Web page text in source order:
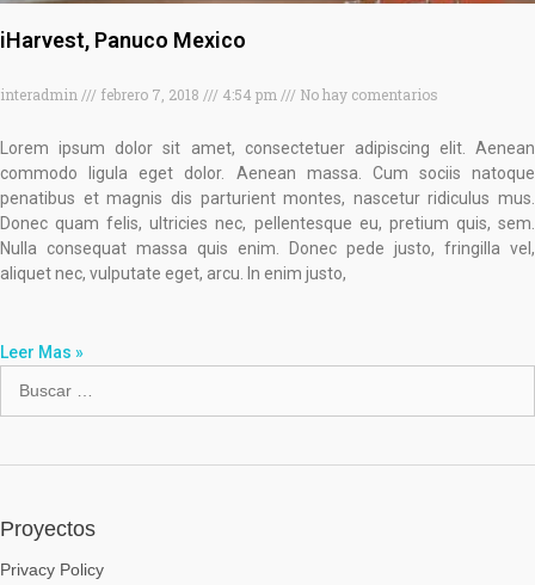
iHarvest, Panuco Mexico
interadmin febrero 7, 2018 4:54 pm No hay comentarios
Lorem ipsum dolor sit amet, consectetuer adipiscing elit. Aenean
commodo ligula eget dolor. Aenean massa. Cum sociis natoque
penatibus et magnis dis parturient montes, nascetur ridiculus mus.
Donec quam felis, ultricies nec, pellentesque eu, pretium quis, sem.
Nulla consequat massa quis enim. Donec pede justo, fringilla vel,
aliquet nec, vulputate eget, arcu. In enim justo,
Leer Mas »
Proyectos
Privacy Policy